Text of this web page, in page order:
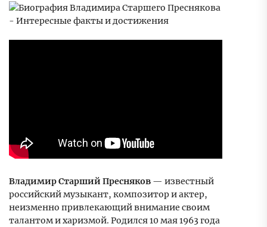
Владимир Старший Пресняков — известный
российский музыкант, композитор и актер,
неизменно привлекающий внимание своим
талантом и харизмой. Родился 10 мая 1963 года